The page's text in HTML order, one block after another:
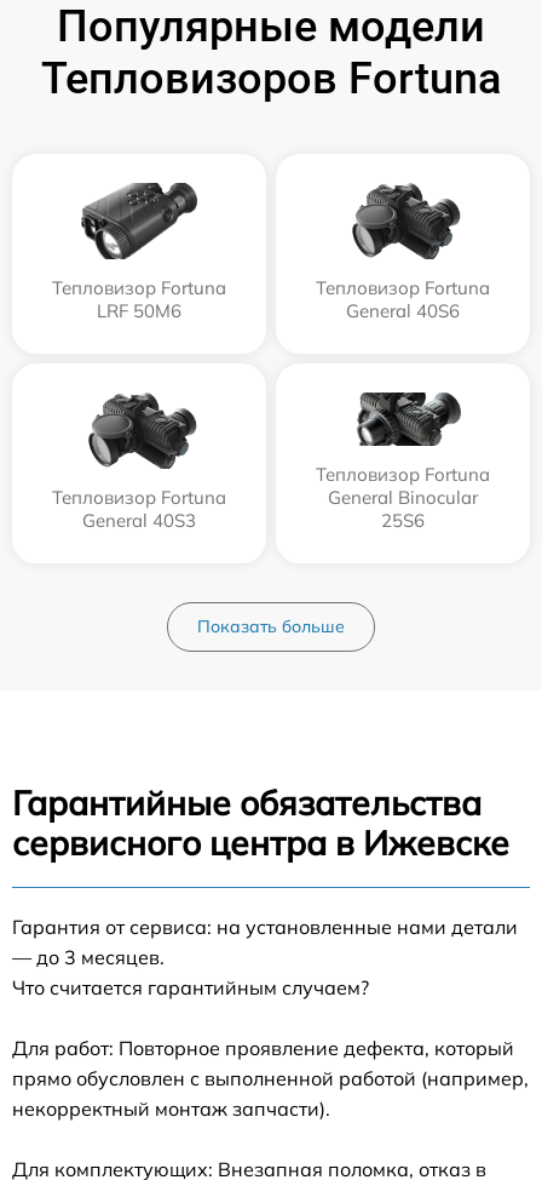
Популярные модели
Тепловизоров Fortuna
Тепловизор Fortuna
LRF 50M6
Тепловизор Fortuna
General 40S6
Тепловизор Fortuna
General 40S3
Тепловизор Fortuna
General Binocular
25S6
Показать больше
Гарантийные обязательства
сервисного центра в Ижевске
Гарантия от сервиса: на установленные нами детали
— до 3 месяцев.
Что считается гарантийным случаем?
Для работ: Повторное проявление дефекта, который
прямо обусловлен с выполненной работой (например,
некорректный монтаж запчасти).
Для комплектующих: Внезапная поломка, отказ в